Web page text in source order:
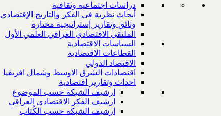
دراسات اجتماعية وثقافية
أبحاث نظرية في الفكر والتاريخ الإقتصادي
وثائق وتقارير إستراتيجية مختارة
الملتقى الاقتصادي العراقي العلمي الأول
السياسات الاقتصادية
القطاعات الاقتصادية
الاقتصاد الدولي
اقتصادات الشرق الاوسط وشمال افريقيا
احداث وتقارير اقتصادية
ارشيف الشبكة حسب الموضوع
ارشيف الفكر الاقتصادي العراقي
ارشيف الشبكة حسب الكُتاب